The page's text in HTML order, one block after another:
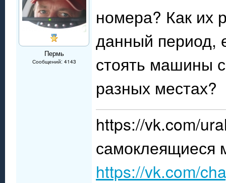
Пермь
Сообщений: 4143
номера? Как их
данный период,
стоять машины
разных местах?
https://vk.com/
самоклеящиеся
https://vk.com/